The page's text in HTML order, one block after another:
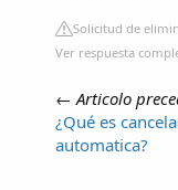
Solicitud de
Ver respuesta
← Articolo
¿Qué es
automatica?